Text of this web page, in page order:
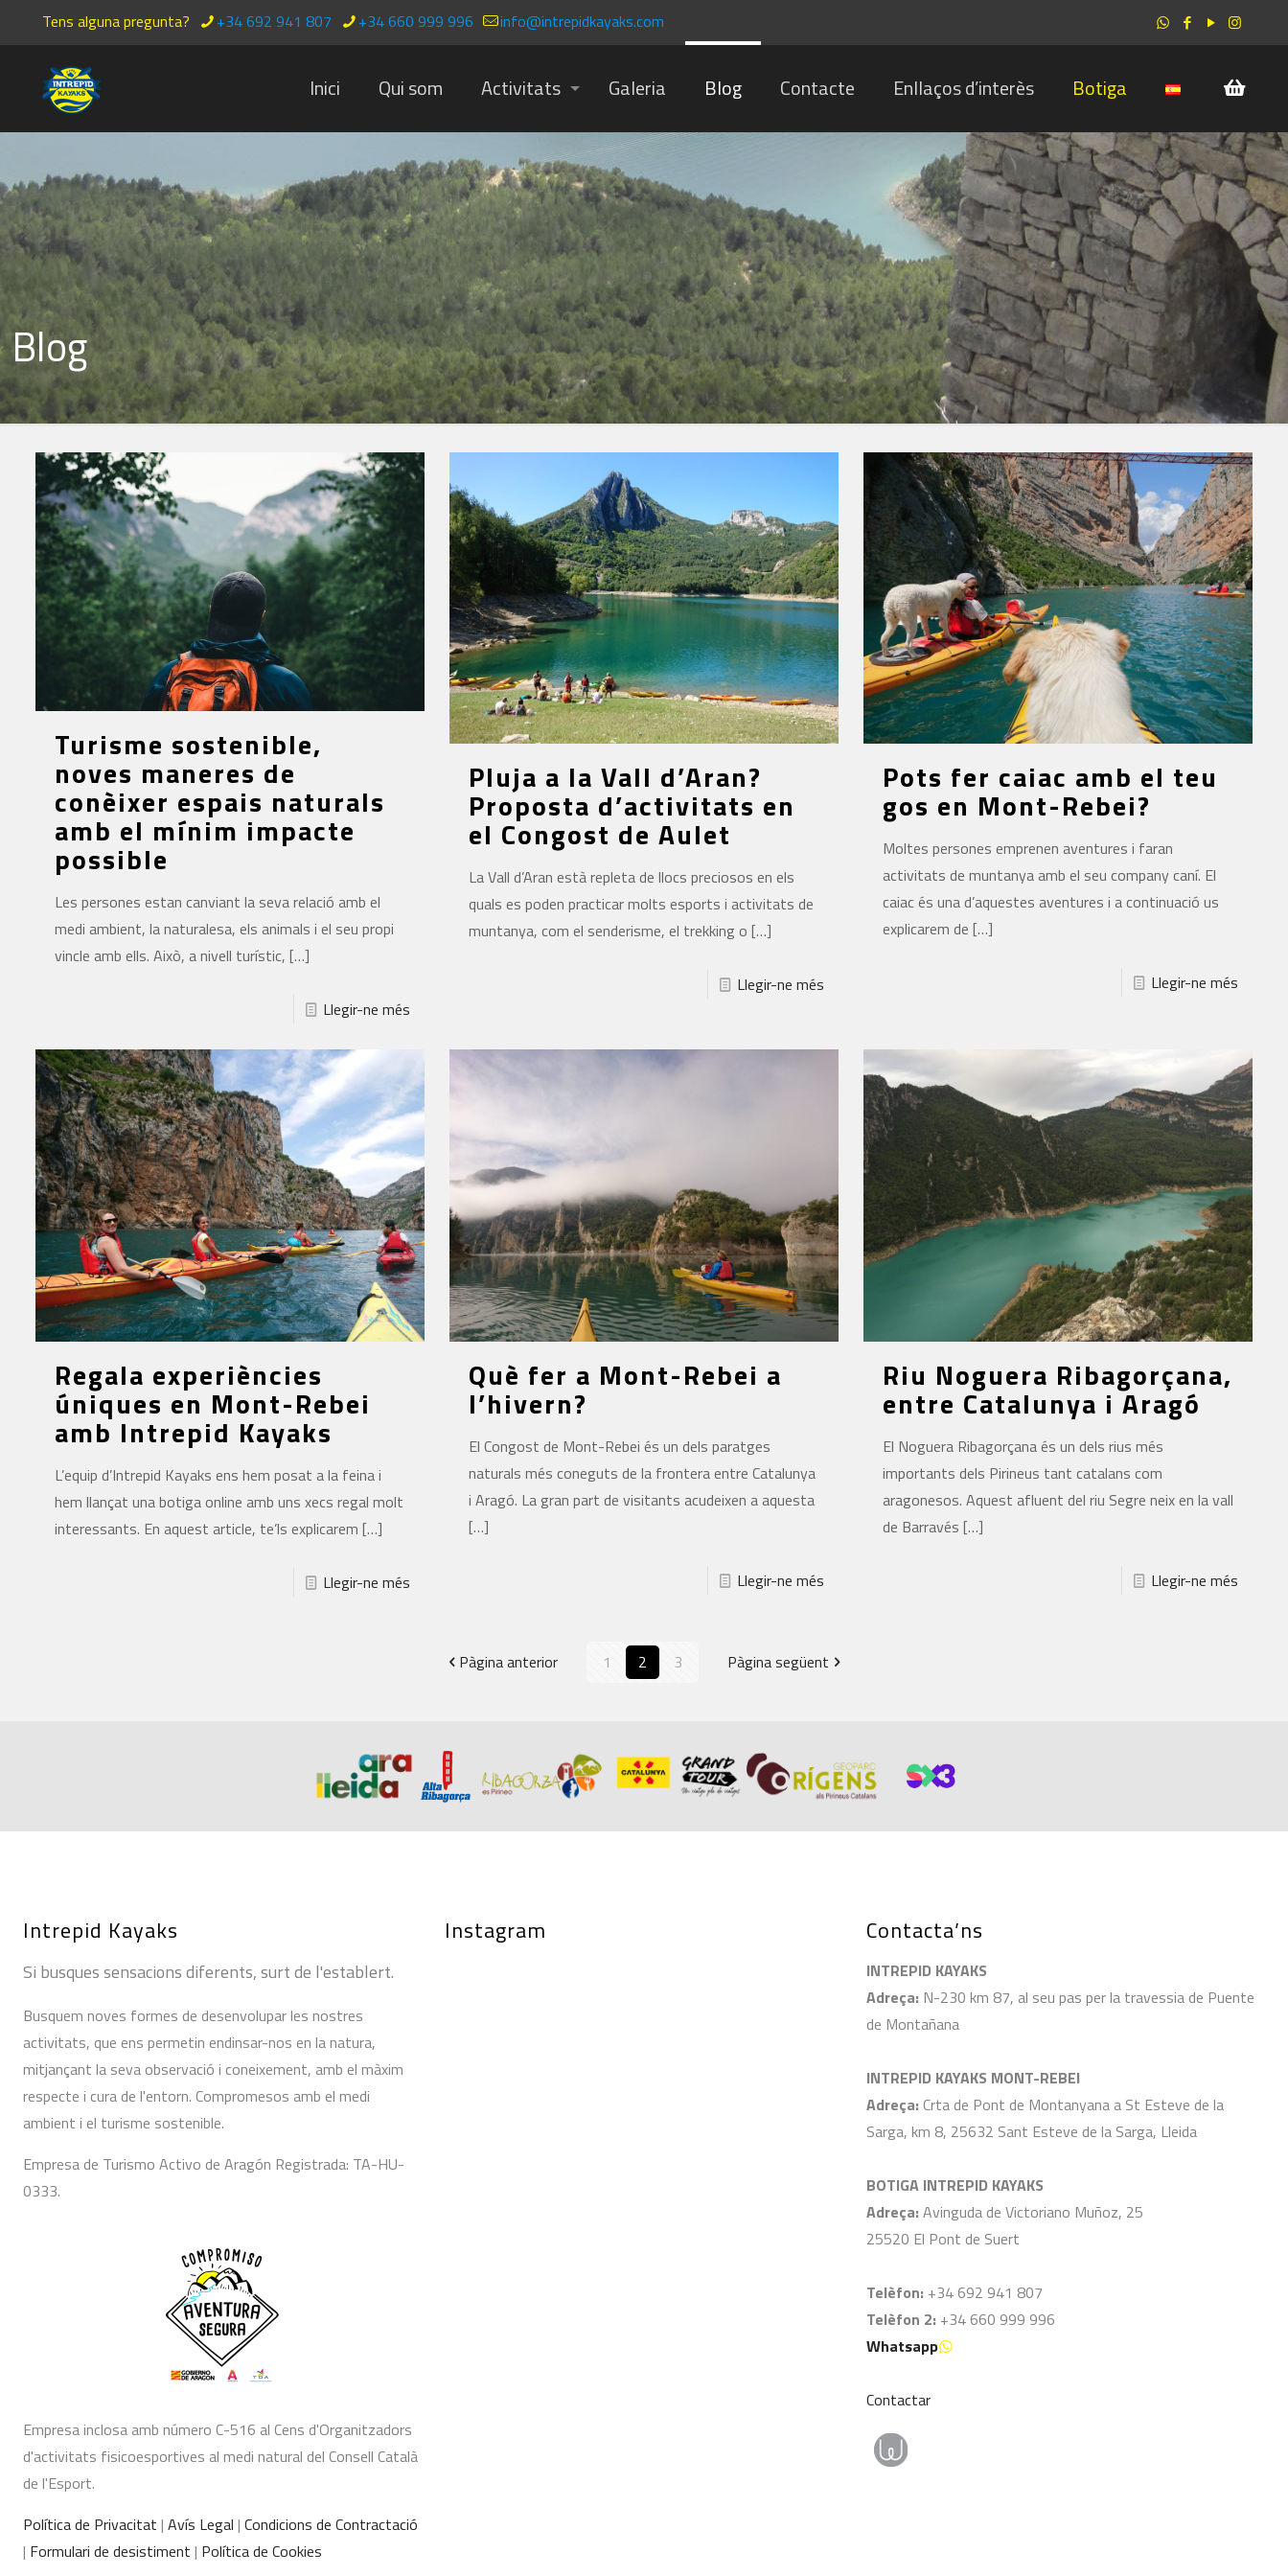
Tens alguna pregunta? +34 692 941 807 +34 660 999 996 info@intrepidkayaks.com
Inici Qui som Activitats Galeria Blog Contacte Enllaços d’interès Botiga
Blog
Turisme sostenible,
noves maneres de
conèixer espais naturals
amb el mínim impacte
possible
Les persones estan canviant la seva relació amb el
medi ambient, la naturalesa, els animals i el seu propi
vincle amb ells. Això, a nivell turístic, […]
Llegir-ne més
Pluja a la Vall d’Aran?
Proposta d’activitats en
el Congost de Aulet
La Vall d’Aran està repleta de llocs preciosos en els
quals es poden practicar molts esports i activitats de
muntanya, com el senderisme, el trekking o […]
Llegir-ne més
Pots fer caiac amb el teu
gos en Mont-Rebei?
Moltes persones emprenen aventures i faran
activitats de muntanya amb el seu company caní. El
caiac és una d’aquestes aventures i a continuació us
explicarem de […]
Llegir-ne més
Regala experiències
úniques en Mont-Rebei
amb Intrepid Kayaks
L’equip d’Intrepid Kayaks ens hem posat a la feina i
hem llançat una botiga online amb uns xecs regal molt
interessants. En aquest article, te’ls explicarem […]
Llegir-ne més
Què fer a Mont-Rebei a
l’hivern?
El Congost de Mont-Rebei és un dels paratges
naturals més coneguts de la frontera entre Catalunya
i Aragó. La gran part de visitants acudeixen a aquesta
[…]
Llegir-ne més
Riu Noguera Ribagorçana,
entre Catalunya i Aragó
El Noguera Ribagorçana és un dels rius més
importants dels Pirineus tant catalans com
aragonesos. Aquest afluent del riu Segre neix en la vall
de Barravés […]
Llegir-ne més
Pàgina anterior 1 2 3 Pàgina següent
Intrepid Kayaks
Si busques sensacions diferents, surt de l'establert.
Busquem noves formes de desenvolupar les nostres
activitats, que ens permetin endinsar-nos en la natura,
mitjançant la seva observació i coneixement, amb el màxim
respecte i cura de l'entorn. Compromesos amb el medi
ambient i el turisme sostenible.
Empresa de Turismo Activo de Aragón Registrada: TA-HU-
0333.
Empresa inclosa amb número C-516 al Cens d'Organitzadors
d'activitats fisicoesportives al medi natural del Consell Català
de l'Esport.
Política de Privacitat | Avís Legal | Condicions de Contractació
| Formulari de desistiment | Política de Cookies
Instagram Contacta’ns
INTREPID KAYAKS
Adreça: N-230 km 87, al seu pas per la travessia de Puente
de Montañana
INTREPID KAYAKS MONT-REBEI
Adreça: Crta de Pont de Montanyana a St Esteve de la
Sarga, km 8, 25632 Sant Esteve de la Sarga, Lleida
BOTIGA INTREPID KAYAKS
Adreça: Avinguda de Victoriano Muñoz, 25
25520 El Pont de Suert
Telèfon: +34 692 941 807
Telèfon 2: +34 660 999 996
Whatsapp
Contactar